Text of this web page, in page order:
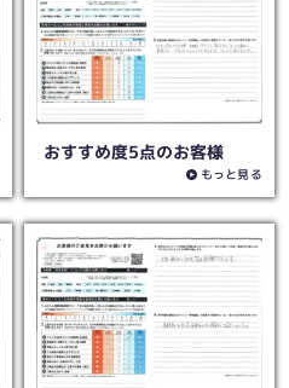
おすすめ度5点のお客様
もっと見る